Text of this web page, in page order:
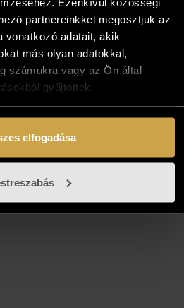
partnereinkkel megosztjuk az
vonatkozó adatait, akik
más olyan adatokkal,
számukra vagy az Ön által
gyűjtöttek.
elfogadása
- Partszakasz II.
cm)
000Ft
teszem